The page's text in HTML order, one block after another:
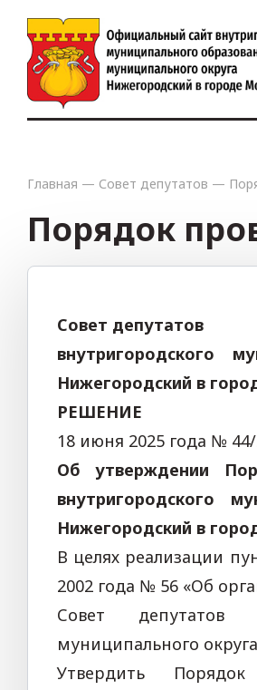
Главная — Совет депутатов —
Порядок
Совет депутатов
внутригородского
Нижегородский в
РЕШЕНИЕ
18 июня 2025 года №
Об утверждении
внутригородского
Нижегородский в
В целях реализации
2002 года № 56 «Об
Совет депутатов
муниципального
Утвердить